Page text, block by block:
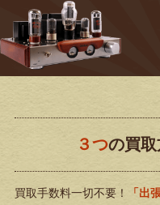
３つの買
買取手数料一切不要！ 「出